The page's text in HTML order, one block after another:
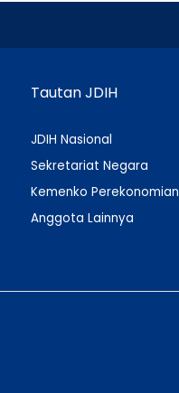
Tautan JDIH
JDIH Nasional
Sekretariat Negara
Kemenko Perekonomian
Anggota Lainnya